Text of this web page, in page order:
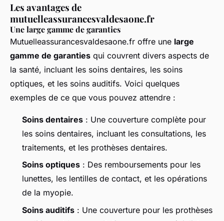
Les avantages de
mutuelleassurancesvaldesaone.fr
Une large gamme de garanties
Mutuelleassurancesvaldesaone.fr offre une large
gamme de garanties qui couvrent divers aspects de
la santé, incluant les soins dentaires, les soins
optiques, et les soins auditifs. Voici quelques
exemples de ce que vous pouvez attendre :
Soins dentaires : Une couverture complète pour
les soins dentaires, incluant les consultations, les
traitements, et les prothèses dentaires.
Soins optiques : Des remboursements pour les
lunettes, les lentilles de contact, et les opérations
de la myopie.
Soins auditifs : Une couverture pour les prothèses